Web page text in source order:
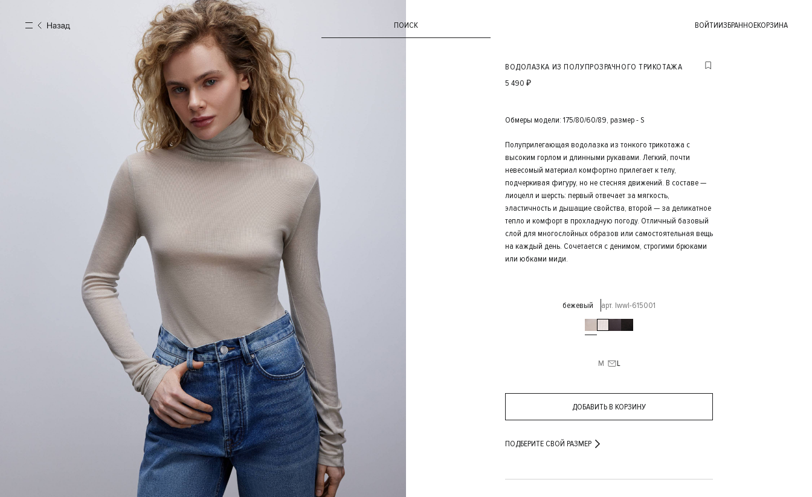
ПОИСК ВОЙТИИЗБРАННОЕКОРЗИНА
ВОДОЛАЗКА ИЗ ПОЛУПРОЗРАЧНОГО ТРИКОТАЖА
5 490 ₽
Обмеры модели: 175/80/60/89, размер - S
Полуприлегающая водолазка из тонкого трикотажа с
высоким горлом и длинными рукавами. Легкий, почти
невесомый материал комфортно прилегает к телу,
подчеркивая фигуру, но не стесняя движений. В составе —
лиоцелл и шерсть: первый отвечает за мягкость,
эластичность и дышащие свойства, второй — за деликатное
тепло и комфорт в прохладную погоду. Отличный базовый
слой для многослойных образов или самостоятельная вещь
на каждый день. Сочетается с денимом, строгими брюками
или юбками миди.
бежевый арт. lwwl-615001
M L
ДОБАВИТЬ В КОРЗИНУ
ПОДБЕРИТЕ СВОЙ РАЗМЕР